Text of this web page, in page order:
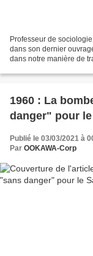
Professeur de
dans son dernier
dans notre manière de
1960 : La
danger" pour
Publié le 03/03/2021 à
Par OOKAWA-Corp